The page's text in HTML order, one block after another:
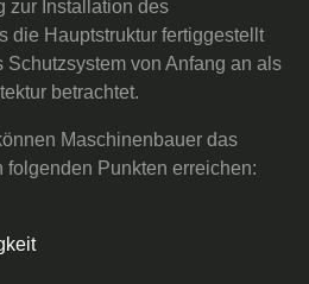
zur Installation des
die Hauptstruktur fertiggestellt
Schutzsystem von Anfang an als
betrachtet.
Maschinenbauer das
Punkten erreichen: